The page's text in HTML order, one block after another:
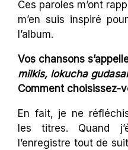
Ces paroles m’ont
m’en suis inspiré
l’album.
Vos chansons
milkis, lokucha
Comment choisissez-
En fait, je ne
les titres. Quand
l’enregistre tout de